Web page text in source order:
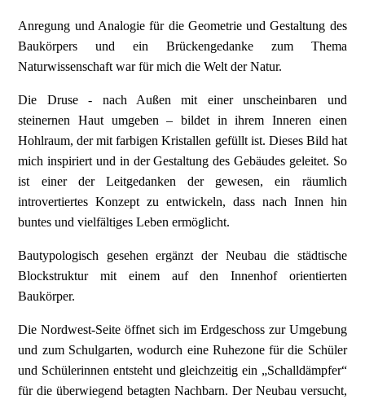
Anregung und Analogie für die Geometrie und Gestaltung des
Baukörpers und ein Brückengedanke zum Thema
Naturwissenschaft war für mich die Welt der Natur.
Die Druse - nach Außen mit einer unscheinbaren und
steinernen Haut umgeben – bildet in ihrem Inneren einen
Hohlraum, der mit farbigen Kristallen gefüllt ist. Dieses Bild hat
mich inspiriert und in der Gestaltung des Gebäudes geleitet. So
ist einer der Leitgedanken der gewesen, ein räumlich
introvertiertes Konzept zu entwickeln, dass nach Innen hin
buntes und vielfältiges Leben ermöglicht.
Bautypologisch gesehen ergänzt der Neubau die städtische
Blockstruktur mit einem auf den Innenhof orientierten
Baukörper.
Die Nordwest-Seite öffnet sich im Erdgeschoss zur Umgebung
und zum Schulgarten, wodurch eine Ruhezone für die Schüler
und Schülerinnen entsteht und gleichzeitig ein „Schalldämpfer“
für die überwiegend betagten Nachbarn. Der Neubau versucht,